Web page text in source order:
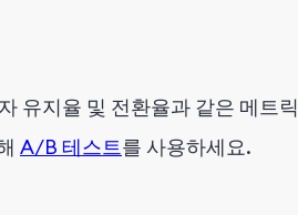
유지율 및 전환율과 같은 메트릭
A/B 테스트를 사용하세요.